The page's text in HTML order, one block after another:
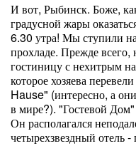
И вот, Рыбинск. Боже,
градусной жары
6.30 утра! Мы ступили
прохладе. Прежде
гостиницу с нехитрым
которое хозяева
Hause" (интересно, а
в мире?). "Гостевой
Он располагался
четырехзвездный отель